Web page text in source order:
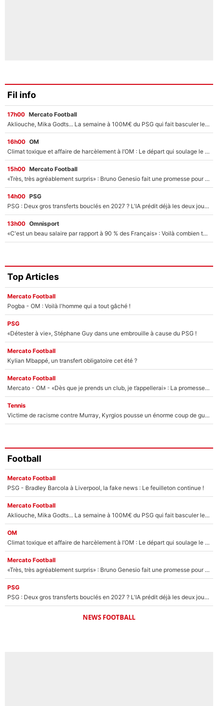
Fil info
17h00 Mercato Football
Akliouche, Mika Godts... La semaine à 100M€ du PSG qui fait basculer le mercato du PSG !
16h00 OM
Climat toxique et affaire de harcèlement à l’OM : Le départ qui soulage le vestiaire de Bruno Genesio
15h00 Mercato Football
«Très, très agréablement surpris» : Bruno Genesio fait une promesse pour la suite du mercato de l’OM et rassure les supporters
14h00 PSG
PSG : Deux gros transferts bouclés en 2027 ? L'IA prédit déjà les deux joueurs qui pourraient rejoindre Luis Enrique !
13h00 Omnisport
«C'est un beau salaire par rapport à 90 % des Français» : Voilà combien touchait Nelson Monfort sur France Télévisions avant de rejoindre CNews
Top Articles
Mercato Football
Pogba - OM : Voilà l'homme qui a tout gâché !
PSG
«Détester à vie», Stéphane Guy dans une embrouille à cause du PSG !
Mercato Football
Kylian Mbappé, un transfert obligatoire cet été ?
Mercato Football
Mercato - OM - «Dès que je prends un club, je t’appellerai» : La promesse de Marcelino au moment de claquer la porte
Tennis
Victime de racisme contre Murray, Kyrgios pousse un énorme coup de gueule !
Football
Mercato Football
PSG - Bradley Barcola à Liverpool, la fake news : Le feuilleton continue !
Mercato Football
Akliouche, Mika Godts... La semaine à 100M€ du PSG qui fait basculer le mercato du PSG !
OM
Climat toxique et affaire de harcèlement à l’OM : Le départ qui soulage le vestiaire de Bruno Genesio
Mercato Football
«Très, très agréablement surpris» : Bruno Genesio fait une promesse pour la suite du mercato de l’OM et rassure les supporters
PSG
PSG : Deux gros transferts bouclés en 2027 ? L'IA prédit déjà les deux joueurs qui pourraient rejoindre Luis Enrique !
NEWS FOOTBALL